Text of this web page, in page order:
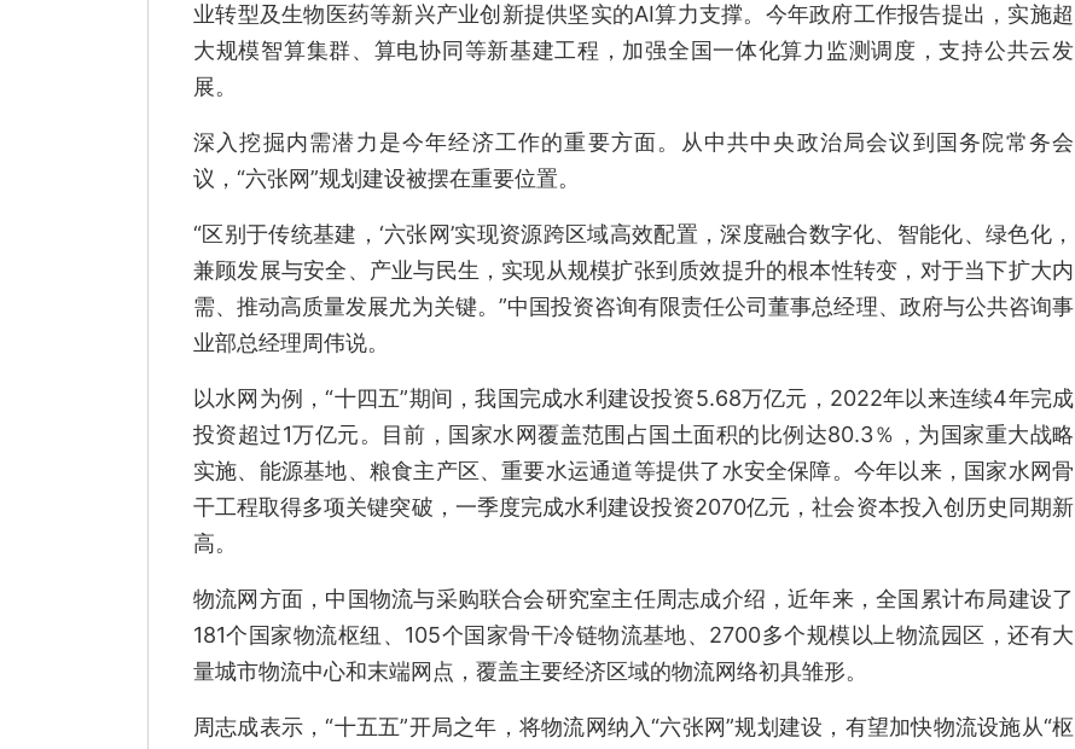
业转型及生物医药等新兴产业创新提供坚实的AI算力支撑。今年政府工作报告提出，实施超
大规模智算集群、算电协同等新基建工程，加强全国一体化算力监测调度，支持公共云发
展。
深入挖掘内需潜力是今年经济工作的重要方面。从中共中央政治局会议到国务院常务会
议，“六张网”规划建设被摆在重要位置。
“区别于传统基建，‘六张网’实现资源跨区域高效配置，深度融合数字化、智能化、绿色化，
兼顾发展与安全、产业与民生，实现从规模扩张到质效提升的根本性转变，对于当下扩大内
需、推动高质量发展尤为关键。”中国投资咨询有限责任公司董事总经理、政府与公共咨询事
业部总经理周伟说。
以水网为例，“十四五”期间，我国完成水利建设投资5.68万亿元，2022年以来连续4年完成
投资超过1万亿元。目前，国家水网覆盖范围占国土面积的比例达80.3％，为国家重大战略
实施、能源基地、粮食主产区、重要水运通道等提供了水安全保障。今年以来，国家水网骨
干工程取得多项关键突破，一季度完成水利建设投资2070亿元，社会资本投入创历史同期新
高。
物流网方面，中国物流与采购联合会研究室主任周志成介绍，近年来，全国累计布局建设了
181个国家物流枢纽、105个国家骨干冷链物流基地、2700多个规模以上物流园区，还有大
量城市物流中心和末端网点，覆盖主要经济区域的物流网络初具雏形。
周志成表示，“十五五”开局之年，将物流网纳入“六张网”规划建设，有望加快物流设施从“枢